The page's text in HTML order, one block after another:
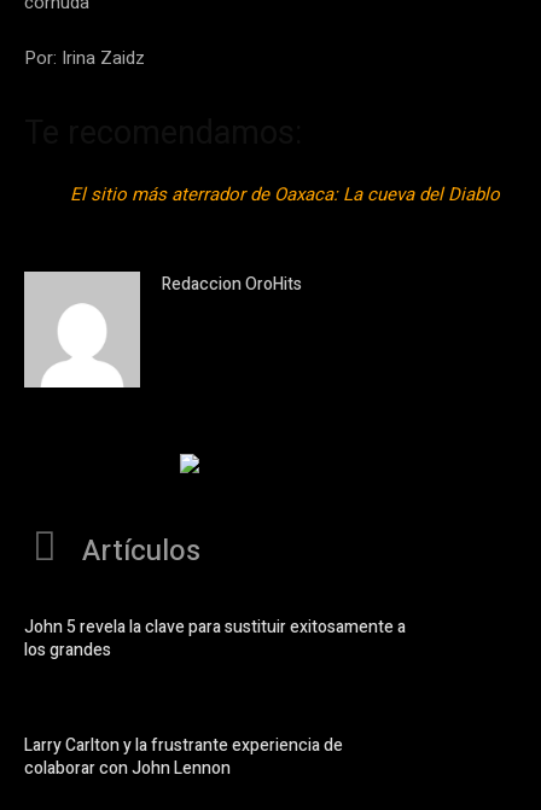
Por: Irina Zaidz
El sitio más aterrador de Oaxaca: La cueva del Diablo
Redaccion OroHits
Artículos
John 5 revela la clave para sustituir exitosamente a
los grandes
Larry Carlton y la frustrante experiencia de
colaborar con John Lennon